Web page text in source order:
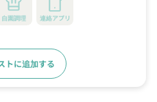
自園調理 連絡アプリ
トに追加する